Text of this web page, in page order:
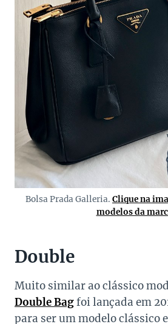
Bolsa Prada Galleria. Clique na
modelos da
Double
Muito similar ao clássico
Double Bagfoi lançada em
para ser um modelo clássico